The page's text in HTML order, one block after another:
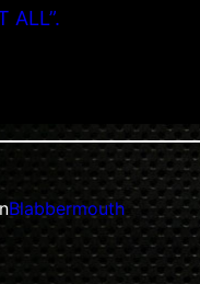
ALL”.
Blabbermouth